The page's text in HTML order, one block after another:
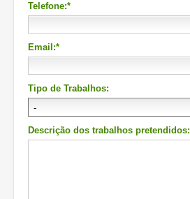
Telefone:*
Email:*
Tipo de Trabalhos:
Descrição dos trabalhos pretendidos: